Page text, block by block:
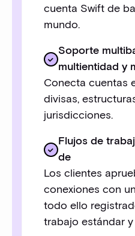
cuenta Swift de
mundo.
Soporte
multientidad y
Conecta cuentas
divisas,
jurisdicciones.
Flujos de
de
Los clientes
conexiones con
todo ello
trabajo estándar